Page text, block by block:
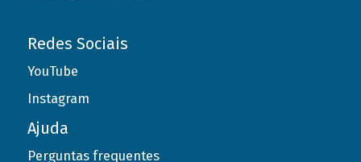
Redes Sociais
YouTube
Instagram
Ajuda
Perguntas frequentes